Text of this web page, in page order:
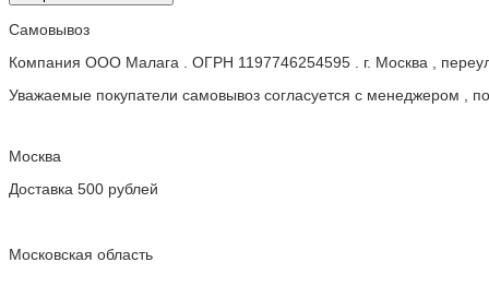
Самовывоз
Компания ООО Малага . ОГРН 1197746254595 . г. Москва ,
Уважаемые покупатели самовывоз согласуется с менеджером ,
Москва
Доставка 500 рублей
Московская область